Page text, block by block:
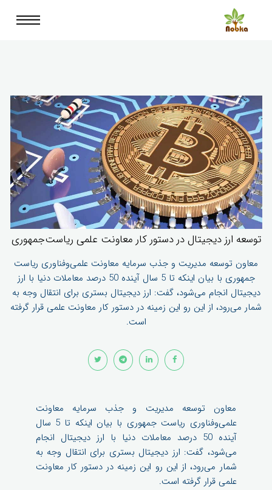
توسعه ارز دیجیتال در دستور کار معاونت علمی ریاست‌جمهوری
معاون توسعه مدیریت و جذب سرمایه معاونت علمی‌وفناوری ریاست
جمهوری با بیان اینکه تا 5 سال آینده 50 درصد معاملات دنیا با ارز
دیجیتال انجام می‌شود،‌ گفت: ارز دیجیتال بستری برای انتقال وجه به
شمار می‌رود، از این رو این زمینه در دستور کار معاونت علمی قرار گرفته
است.
معاون توسعه مدیریت و جذب سرمایه معاونت
علمی‌وفناوری ریاست جمهوری با بیان اینکه تا 5 سال
آینده 50 درصد معاملات دنیا با ارز دیجیتال انجام
می‌شود،‌ گفت: ارز دیجیتال بستری برای انتقال وجه به
شمار می‌رود، از این رو این زمینه در دستور کار معاونت
علمی قرار گرفته است.